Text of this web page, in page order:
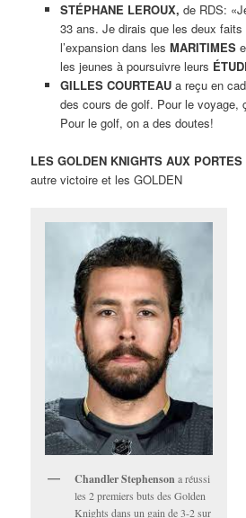
STÉPHANE LEROUX, de RDS:
33 ans. Je dirais que les deux faits
l’expansion dans les MARITIMES
les jeunes à poursuivre leurs
GILLES COURTEAUa reçu en
des cours de golf. Pour le voyage,
Pour le golf, on a des doutes!
LES GOLDEN KNIGHTS AUX
autre victoire et les GOLDEN
Chandler Stephenson a réussi
les 2 premiers buts des Golden
Knights dans un gain de 3-2 sur